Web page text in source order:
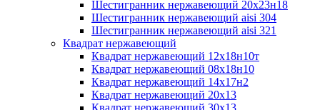
Шестигранник нержавеющий 20х23н18
Шестигранник нержавеющий aisi 304
Шестигранник нержавеющий aisi 321
Квадрат нержавеющий
Квадрат нержавеющий 12х18н10т
Квадрат нержавеющий 08х18н10
Квадрат нержавеющий 14х17н2
Квадрат нержавеющий 20х13
Квадрат нержавеющий 30х13